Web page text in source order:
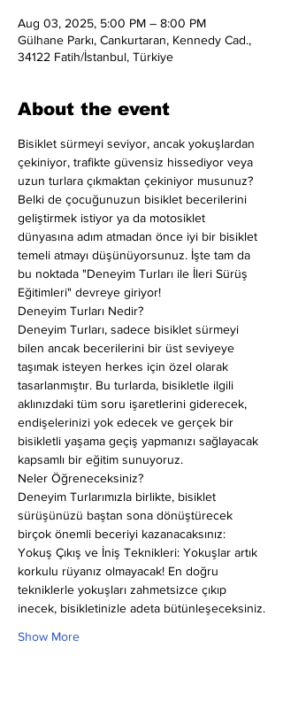
Aug 03, 2025, 5:00 PM – 8:00 PM
Gülhane Parkı, Cankurtaran, Kennedy Cad.,
34122 Fatih/İstanbul, Türkiye
About the event
Bisiklet sürmeyi seviyor, ancak yokuşlardan
çekiniyor, trafikte güvensiz hissediyor veya
uzun turlara çıkmaktan çekiniyor musunuz?
Belki de çocuğunuzun bisiklet becerilerini
geliştirmek istiyor ya da motosiklet
dünyasına adım atmadan önce iyi bir bisiklet
temeli atmayı düşünüyorsunuz. İşte tam da
bu noktada "Deneyim Turları ile İleri Sürüş
Eğitimleri" devreye giriyor!
Deneyim Turları Nedir?
Deneyim Turları, sadece bisiklet sürmeyi
bilen ancak becerilerini bir üst seviyeye
taşımak isteyen herkes için özel olarak
tasarlanmıştır. Bu turlarda, bisikletle ilgili
aklınızdaki tüm soru işaretlerini giderecek,
endişelerinizi yok edecek ve gerçek bir
bisikletli yaşama geçiş yapmanızı sağlayacak
kapsamlı bir eğitim sunuyoruz.
Neler Öğreneceksiniz?
Deneyim Turlarımızla birlikte, bisiklet
sürüşünüzü baştan sona dönüştürecek
birçok önemli beceriyi kazanacaksınız:
Yokuş Çıkış ve İniş Teknikleri: Yokuşlar artık
korkulu rüyanız olmayacak! En doğru
tekniklerle yokuşları zahmetsizce çıkıp
inecek, bisikletinizle adeta bütünleşeceksiniz.
Show More